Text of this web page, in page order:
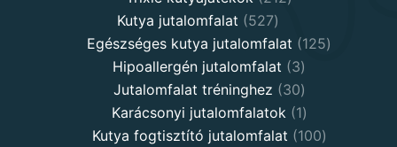
Kutya jutalomfalat 527527
products
Egészséges kutya jutalomfalat 125125
Hipoallergén jutalomfalat 33
products
Jutalomfalat tréninghez 3030
products
Karácsonyi jutalomfalatok 11
product
Kutya fogtisztító jutalomfalat 100100